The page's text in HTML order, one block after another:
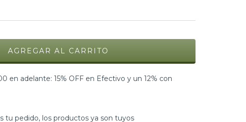
en adelante: 15% OFF en Efectivo y un 12% con
tu pedido, los productos ya son tuyos